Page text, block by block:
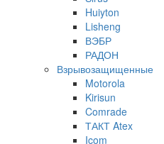
Huiyton
Lisheng
ВЭБР
РАДОН
Взрывозащищенные
Motorola
Kirisun
Comrade
ТАКТ Atex
Icom